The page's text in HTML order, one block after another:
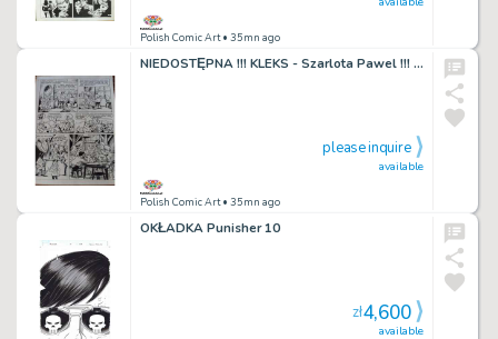
Polish Comic Art• 35mn ago
NIEDOSTĘPNA !!! KLEKS - Szarlota Pawel !!! NIEDOSTĘPNA !!!
Polish Comic Art• 35mn ago
available
please inquire
OKŁADKA Punisher 10
available
zł4,600